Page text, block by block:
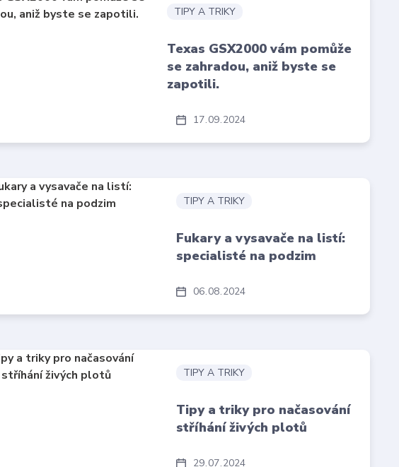
17 09 2024
TIPY A TRIKY
Texas GSX2000 vám pomůže
se zahradou, aniž byste se
zapotili.
06 08 2024
TIPY A TRIKY
Fukary a vysavače na listí:
specialisté na podzim
29 07 2024
TIPY A TRIKY
Tipy a triky pro načasování
stříhání živých plotů